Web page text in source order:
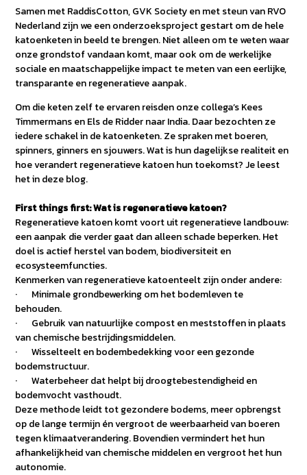
Samen met RaddisCotton, GVK Society en met steun van RVO
Nederland zijn we een onderzoeksproject gestart om de hele
katoenketen in beeld te brengen. Niet alleen om te weten waar
onze grondstof vandaan komt, maar ook om de werkelijke
sociale en maatschappelijke impact te meten van een eerlijke,
transparante en regeneratieve aanpak.
Om die keten zelf te ervaren reisden onze collega’s Kees
Timmermans en Els de Ridder naar India. Daar bezochten ze
iedere schakel in de katoenketen. Ze spraken met boeren,
spinners, ginners en sjouwers. Wat is hun dagelijkse realiteit en
hoe verandert regeneratieve katoen hun toekomst? Je leest
het in deze blog.
First things first: Wat is regeneratieve katoen?
Regeneratieve katoen komt voort uit regeneratieve landbouw:
een aanpak die verder gaat dan alleen schade beperken. Het
doel is actief herstel van bodem, biodiversiteit en
ecosysteemfuncties.
Kenmerken van regeneratieve katoenteelt zijn onder andere:
· Minimale grondbewerking om het bodemleven te
behouden.
· Gebruik van natuurlijke compost en meststoffen in plaats
van chemische bestrijdingsmiddelen.
· Wisselteelt en bodembedekking voor een gezonde
bodemstructuur.
· Waterbeheer dat helpt bij droogtebestendigheid en
bodemvocht vasthoudt.
Deze methode leidt tot gezondere bodems, meer opbrengst
op de lange termijn én vergroot de weerbaarheid van boeren
tegen klimaatverandering. Bovendien vermindert het hun
afhankelijkheid van chemische middelen en vergroot het hun
autonomie.